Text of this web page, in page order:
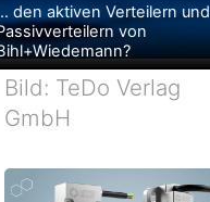
den aktiven Verteilern und
von
Bild: TeDo Verlag
GmbH